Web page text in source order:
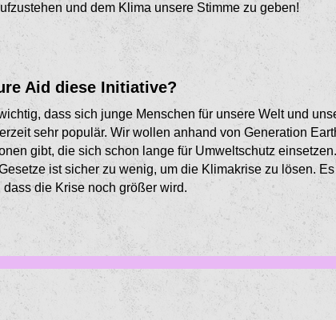
und dem Klima unsere Stimme zu geben!
Aid diese Initiative?
dass sich junge Menschen für unsere Welt und
sehr populär. Wir wollen anhand von Generation
gibt, die sich schon lange für Umweltschutz einsetzen.
ist sicher zu wenig, um die Klimakrise zu lösen.
die Krise noch größer wird.